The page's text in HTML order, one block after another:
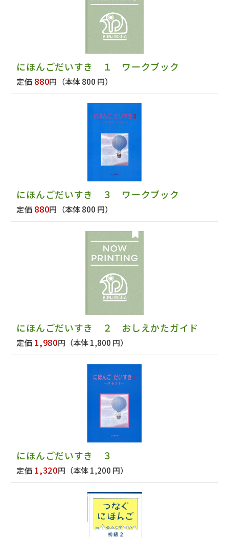
にほんごだいすき １ ワークブック
定価 880円 （本体 800 円）
にほんごだいすき ３ ワークブック
定価 880円 （本体 800 円）
にほんごだいすき ２ おしえかたガイド
定価 1,980円 （本体 1,800 円）
にほんごだいすき ３
定価 1,320円 （本体 1,200 円）